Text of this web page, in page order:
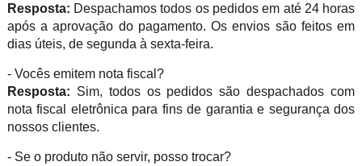
Resposta: Despachamos todos os pedidos em até 24 horas
após a aprovação do pagamento. Os envios são feitos em
dias úteis, de segunda à sexta-feira.
- Vocês emitem nota fiscal?
Resposta: Sim, todos os pedidos são despachados com
nota fiscal eletrônica para fins de garantia e segurança dos
nossos clientes.
- Se o produto não servir, posso trocar?